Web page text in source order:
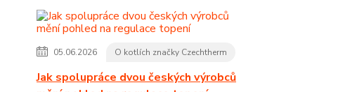
05.06.2026 O kotlích značky Czechtherm
Jak spolupráce dvou českých výrobců